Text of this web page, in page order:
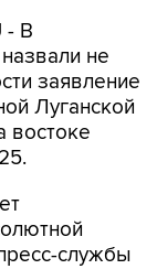
- В
не
заявление
Луганской
востоке
службы